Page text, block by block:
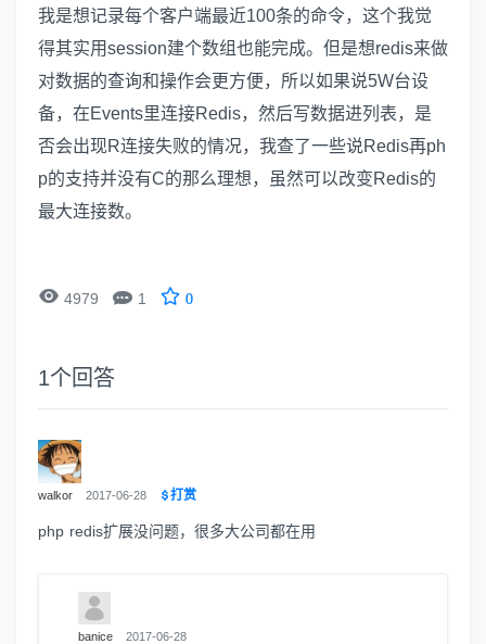
我是想记录每个客户端最近100条的命令，这个我觉
得其实用session建个数组也能完成。但是想redis来做
对数据的查询和操作会更方便，所以如果说5W台设
备，在Events里连接Redis，然后写数据进列表，是
否会出现R连接失败的情况，我查了一些说Redis再ph
p的支持并没有C的那么理想，虽然可以改变Redis的
最大连接数。
 4979  1 0
1个回答
walkor 2017-06-28 打赏
php redis扩展没问题，很多大公司都在用
banice 2017-06-28